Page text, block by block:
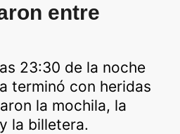
entre
23:30 de la noche
terminó con heridas
la mochila, la
la billetera.